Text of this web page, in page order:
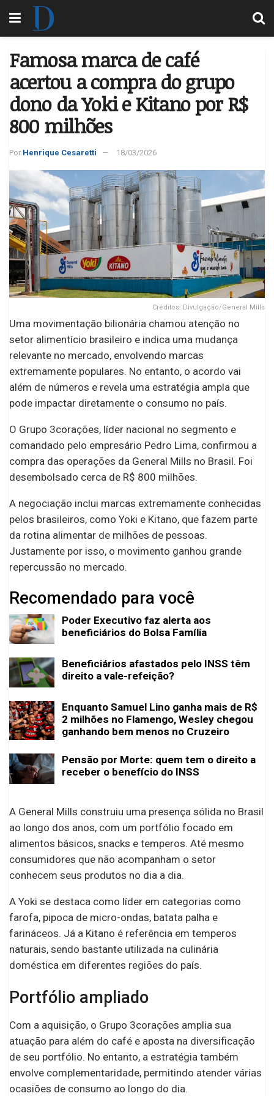
Famosa marca de café
acertou a compra do grupo
dono da Yoki e Kitano por R$
800 milhões
Por Henrique Cesaretti 18/03/2026
Créditos: Divulgação/General Mills
Uma movimentação bilionária chamou atenção no
setor alimentício brasileiro e indica uma mudança
relevante no mercado, envolvendo marcas
extremamente populares. No entanto, o acordo vai
além de números e revela uma estratégia ampla que
pode impactar diretamente o consumo no país.
O Grupo 3corações, líder nacional no segmento e
comandado pelo empresário Pedro Lima, confirmou a
compra das operações da General Mills no Brasil. Foi
desembolsado cerca de R$ 800 milhões.
A negociação inclui marcas extremamente conhecidas
pelos brasileiros, como Yoki e Kitano, que fazem parte
da rotina alimentar de milhões de pessoas.
Justamente por isso, o movimento ganhou grande
repercussão no mercado.
Recomendado para você
Poder Executivo faz alerta aos
beneficiários do Bolsa Família
Beneficiários afastados pelo INSS têm
direito a vale-refeição?
Enquanto Samuel Lino ganha mais de R$
2 milhões no Flamengo, Wesley chegou
ganhando bem menos no Cruzeiro
Pensão por Morte: quem tem o direito a
receber o benefício do INSS
A General Mills construiu uma presença sólida no Brasil
ao longo dos anos, com um portfólio focado em
alimentos básicos, snacks e temperos. Até mesmo
consumidores que não acompanham o setor
conhecem seus produtos no dia a dia.
A Yoki se destaca como líder em categorias como
farofa, pipoca de micro-ondas, batata palha e
farináceos. Já a Kitano é referência em temperos
naturais, sendo bastante utilizada na culinária
doméstica em diferentes regiões do país.
Portfólio ampliado
Com a aquisição, o Grupo 3corações amplia sua
atuação para além do café e aposta na diversificação
de seu portfólio. No entanto, a estratégia também
envolve complementaridade, permitindo atender várias
ocasiões de consumo ao longo do dia.